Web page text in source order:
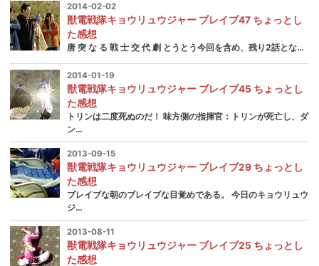
2014-02-02
獣電戦隊キョウリュウジャー ブレイブ47 ちょっとし
た感想
唐 突 な る 戦 士 交 代 劇 とうとう今回を含め、残り2話とな…
2014-01-19
獣電戦隊キョウリュウジャー ブレイブ45 ちょっとし
た感想
トリンは二度死ぬのだ！ 味方側の指揮官：トリンが死亡し、ダ
ン…
2013-09-15
獣電戦隊キョウリュウジャー ブレイブ29 ちょっとし
た感想
ブレイブな朝のブレイブな目覚めである。 今日のキョウリュウ
ジ…
2013-08-11
獣電戦隊キョウリュウジャー ブレイブ25 ちょっとし
た感想